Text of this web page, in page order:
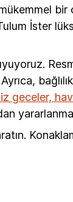
İster
geceler,